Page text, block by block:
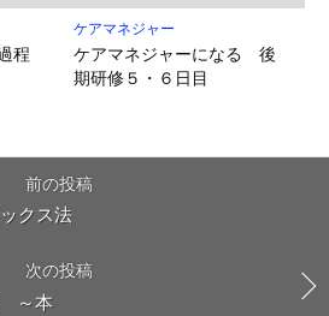
程
ケアマネジャー
ケアマネジャーになる 後
期研修５・６日目
前の投稿
クス法
次の投稿
～本